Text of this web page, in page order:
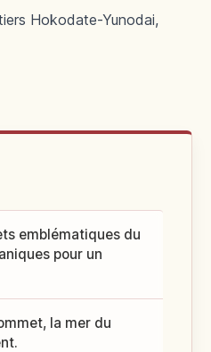
Hokodate-Yunodai,
emblématiques du
pour un
la mer du